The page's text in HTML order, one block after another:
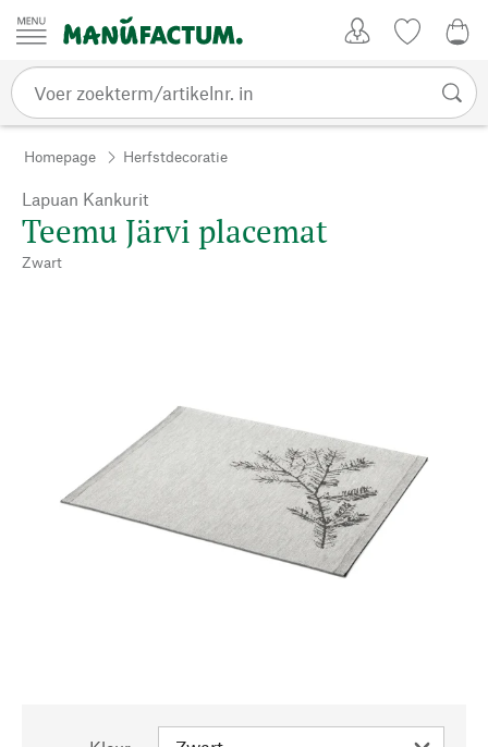
Passer au contenu
Homepage Herfstdecoratie
Lapuan Kankurit
Teemu Järvi placemat
Zwart